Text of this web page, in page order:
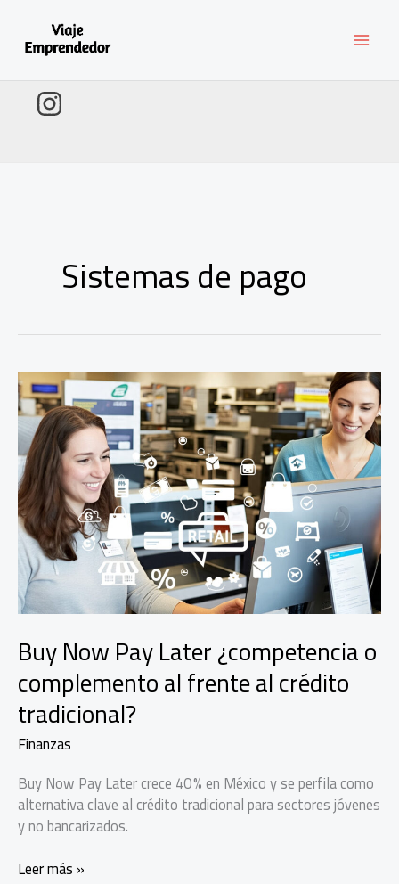
contenido
Sistemas de pago
Buy Now Pay Later ¿competencia o
complemento al frente al crédito
tradicional?
Finanzas
Buy Now Pay Later crece 40 % en México y se perfila como
alternativa clave al crédito tradicional para sectores jóvenes
y no bancarizados.
Buy
Leer más »